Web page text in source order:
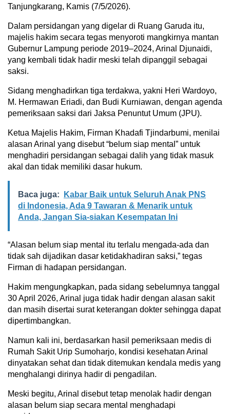
Tanjungkarang, Kamis (7/5/2026).
Dalam persidangan yang digelar di Ruang Garuda itu,
majelis hakim secara tegas menyoroti mangkirnya mantan
Gubernur Lampung periode 2019–2024, Arinal Djunaidi,
yang kembali tidak hadir meski telah dipanggil sebagai
saksi.
Sidang menghadirkan tiga terdakwa, yakni Heri Wardoyo,
M. Hermawan Eriadi, dan Budi Kurniawan, dengan agenda
pemeriksaan saksi dari Jaksa Penuntut Umum (JPU).
Ketua Majelis Hakim, Firman Khadafi Tjindarbumi, menilai
alasan Arinal yang disebut “belum siap mental” untuk
menghadiri persidangan sebagai dalih yang tidak masuk
akal dan tidak memiliki dasar hukum.
Baca juga:
Kabar Baik untuk Seluruh Anak PNS
di Indonesia, Ada 9 Tawaran & Menarik untuk
Anda, Jangan Sia-siakan Kesempatan Ini
“Alasan belum siap mental itu terlalu mengada-ada dan
tidak sah dijadikan dasar ketidakhadiran saksi,” tegas
Firman di hadapan persidangan.
Hakim mengungkapkan, pada sidang sebelumnya tanggal
30 April 2026, Arinal juga tidak hadir dengan alasan sakit
dan masih disertai surat keterangan dokter sehingga dapat
dipertimbangkan.
Namun kali ini, berdasarkan hasil pemeriksaan medis di
Rumah Sakit Urip Sumoharjo, kondisi kesehatan Arinal
dinyatakan sehat dan tidak ditemukan kendala medis yang
menghalangi dirinya hadir di pengadilan.
Meski begitu, Arinal disebut tetap menolak hadir dengan
alasan belum siap secara mental menghadapi